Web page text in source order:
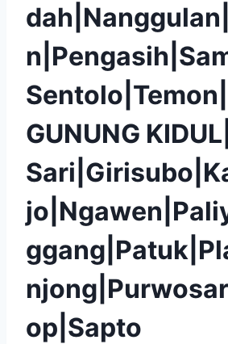
GUNUNG
op|Sapto